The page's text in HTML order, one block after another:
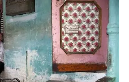
Quinté du Jour
1 – 5 – 3 – 4 – 2 – 6